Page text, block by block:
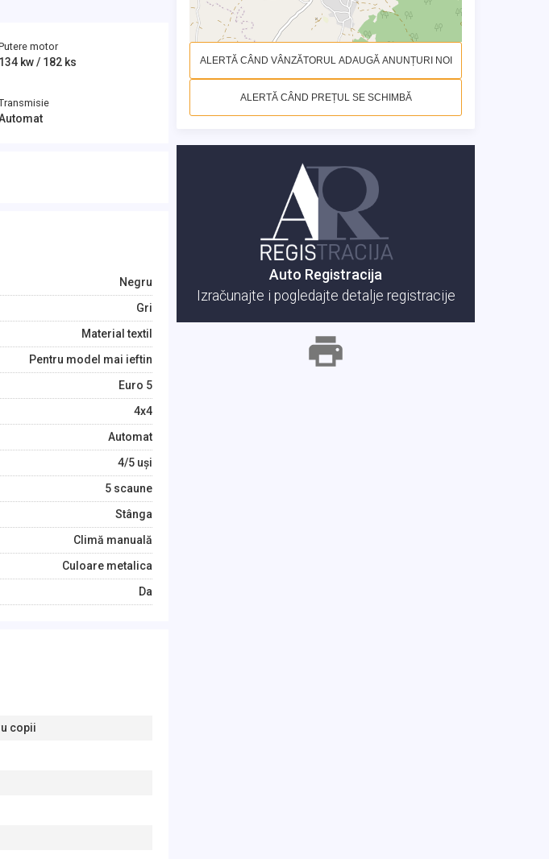
motor
134 kw / 182 ks
Negru
Gri
Material textil
Pentru model mai ieftin
Euro 5
4x4
Automat
4/5 uși
5 scaune
Stânga
Climă manuală
Culoare metalica
Da
copii
ALERTĂ CÂND VÂNZĂTORUL ADAUGĂ ANUNȚURI NOI
ALERTĂ CÂND PREȚUL SE SCHIMBĂ
Auto Registracija
Izračunajte i pogledajte detalje registracije